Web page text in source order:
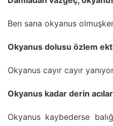
Ben sana okyanus
Okyanus dolusu özlem
Okyanus cayır cayır
Okyanus kadar derin
Okyanus kaybederse